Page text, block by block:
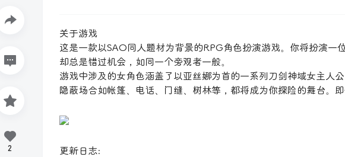
关于游戏
这是一款以SAO同人题材为背景的RPG角色扮演游戏。你将扮演一
却总是错过机会，如同一个旁观者一般。
游戏中涉及的女角色涵盖了以亚丝娜为首的一系列刀剑神域女主人
隐蔽场合如帐篷、电话、门缝、树林等，都将成为你探险的舞台。
更新日志:
2